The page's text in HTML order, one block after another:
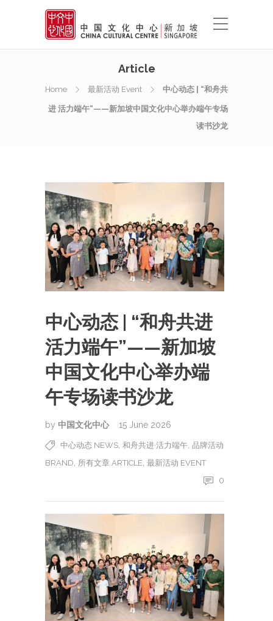
Article
Home 最新活动 Event 中心动态 | “和舟共
进 活力端午”——新加坡中国文化中心举办端午专场
读书沙龙
中心动态 | “和舟共进
活力端午”——新加坡
中国文化中心举办端
午专场读书沙龙
by 中国文化中心 15 June 2026
中心动态 NEWS 和舟共进·活力端午 品牌活动
BRAND 所有文章 ARTICLE 最新活动 EVENT
0